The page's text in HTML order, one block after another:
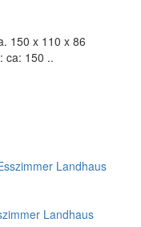
150 x 110 x 86
ca: 150 ..
Landhaus